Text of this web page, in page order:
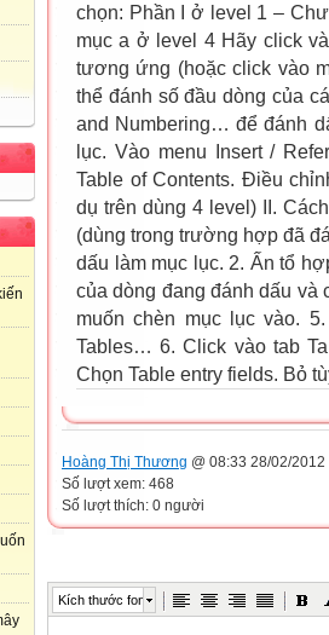
chọn: Phần I ở level 1 –
mục a ở level 4 Hãy click
tương ứng (hoặc click vào
thể đánh số đầu dòng của
and Numbering… để đánh
lục. Vào menu Insert /
Table of Contents. Điều
dụ trên dùng 4 level) II.
(dùng trong trường hợp đã
dấu làm mục lục. 2. Ấn tổ
của dòng đang đánh dấu và
muốn chèn mục lục vào.
Tables… 6. Click vào tab
Chọn Table entry fields. Bỏ
Hoàng Thị Thương @ 08:33 28/02/2012
Số lượt xem: 468
Số lượt thích: 0 người
Kích thước font